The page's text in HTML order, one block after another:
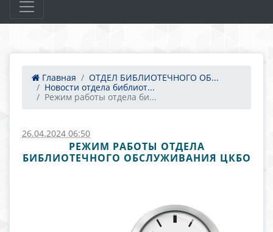
Главная
ОТДЕЛ БИБЛИОТЕЧНОГО ОБ...
Новости отдела библиот...
Режим работы отдела би...
26.04.2024 06:50
РЕЖИМ РАБОТЫ ОТДЕЛА
БИБЛИОТЕЧНОГО ОБСЛУЖИВАНИЯ ЦКБО